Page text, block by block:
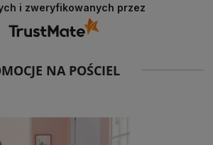
i zweryfikowanych przez
NA POŚCIEL